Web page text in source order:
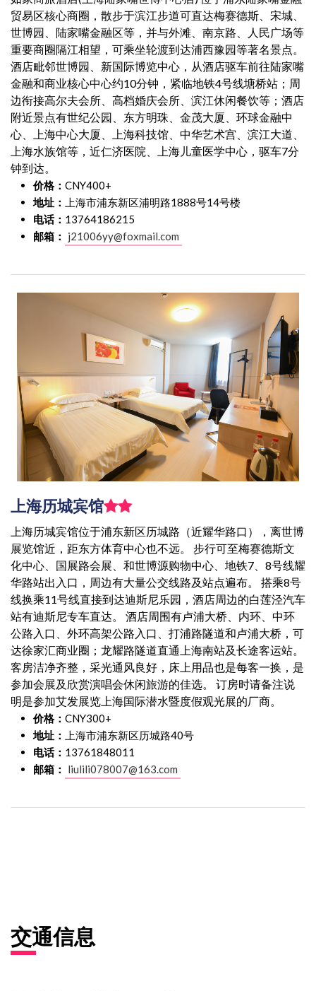
贸易区核心商圈，散步于滨江步道可直达梅赛德斯、宋城、
世博园、陆家嘴金融区等，并与外滩、南京路、人民广场等
重要商圈隔江相望，可乘坐轮渡到达浦西豫园等著名景点。
酒店毗邻世博园、新国际博览中心，从酒店驱车前往陆家嘴
金融和商业核心中心约10分钟，紧临地铁4号线塘桥站；周
边衔接高尔夫会所、高档婚庆会所、滨江休闲餐饮等；酒店
附近景点有世纪公园、东方明珠、金茂大厦、环球金融中
心、上海中心大厦、上海科技馆、中华艺术宫、滨江大道、
上海水族馆等，近仁济医院、上海儿童医学中心，驱车7分
钟到达。
价格： CNY400+
地址：
上海市浦东新区浦明路1888号14号楼
电话： 13764186215
邮箱：
j21006yy@foxmail.com
上海历城宾馆
上海历城宾馆位于浦东新区历城路（近耀华路口），离世博
展览馆近，距东方体育中心也不远。 步行可至梅赛德斯文
化中心、国展路会展、和世博源购物中心、地铁7、8号线耀
华路站出入口，周边有大量公交线路及站点遍布。 搭乘8号
线换乘11号线直接到达迪斯尼乐园，酒店周边的白莲泾汽车
站有迪斯尼专车直达。 酒店周围有卢浦大桥、内环、中环
公路入口、外环高架公路入口、打浦路隧道和卢浦大桥，可
达徐家汇商业圈；龙耀路隧道直通上海南站及长途客运站。
客房洁净齐整，采光通风良好，床上用品也是每客一换，是
参加会展及欣赏演唱会休闲旅游的佳选。 订房时请备注说
明是参加艾发展览上海国际潜水暨度假观光展的厂商。
价格： CNY300+
地址：
上海市浦东新区历城路40号
电话： 13761848011
邮箱：
liulili078007@163.com
交通信息